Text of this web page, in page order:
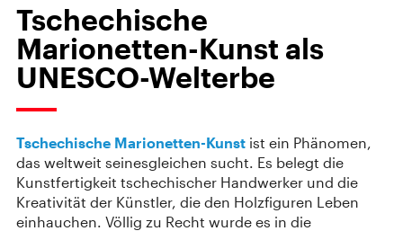
Tschechische
Marionetten-Kunst als
UNESCO-Welterbe
Tschechische Marionetten-Kunst ist ein Phänomen,
das weltweit seinesgleichen sucht. Es belegt die
Kunstfertigkeit tschechischer Handwerker und die
Kreativität der Künstler, die den Holzfiguren Leben
einhauchen. Völlig zu Recht wurde es in die